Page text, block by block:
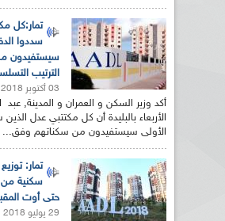
تمار:كل
سددوا
سيستفيدون
الترتيب
03 أكتوبر 2018
أكد وزير السكن و العمران و المدينة, عبد
الأربعاء بالبليدة أن كل مكتتبي عدل
الأولى سيستفيدون من سكناتهم وفق...
سكنية
حتى أوت
29 يوليو 2018